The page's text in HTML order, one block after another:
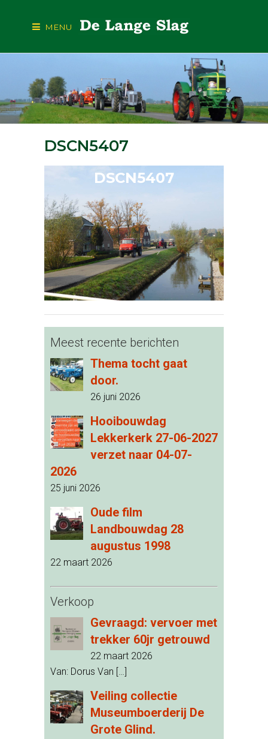
MENU
DSCN5407
DSCN5407
Meest recente berichten
Thema tocht gaat
door.
26 juni 2026
Hooibouwdag
Lekkerkerk 27-06-2027
verzet naar 04-07-
2026
25 juni 2026
Oude film
Landbouwdag 28
augustus 1998
22 maart 2026
Verkoop
Gevraagd: vervoer met
trekker 60jr getrouwd
22 maart 2026
Van: Dorus Van […]
Veiling collectie
Museumboerderij De
Grote Glind.